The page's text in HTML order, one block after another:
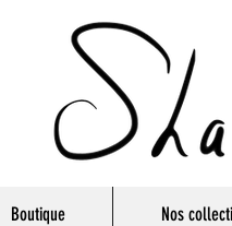
Boutique Nos